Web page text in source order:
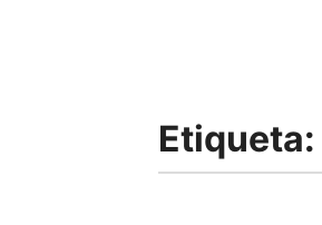
Etiqueta: